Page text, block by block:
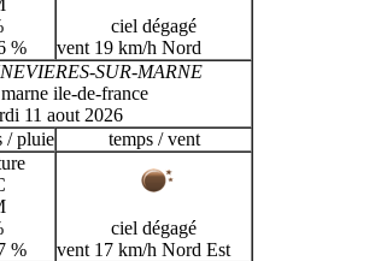
%
ciel dégagé
vent 19 km/h Nord
SUR-MARNE
ile-de-france
11 aout 2026
/ pluie temps / vent
%
ciel dégagé
vent 17 km/h Nord Est